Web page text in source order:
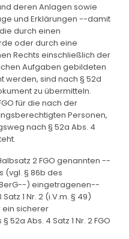
deren Anlagen sowie
und Erklärungen --damit
durch einen
oder durch eine
Rechts einschließlich der
Aufgaben gebildeten
werden, sind nach § 52d
zu übermitteln.
für die nach der
Personen,
nach § 52a Abs. 4
2 FGO genannten --
(vgl. § 86b des
) eingetragenen--
1 Nr. 2 (i.V.m. § 49)
ein sicherer
Abs. 4 Satz 1 Nr. 2 FGO